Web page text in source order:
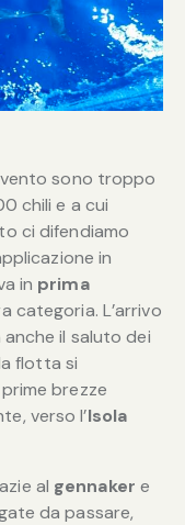
sono troppo
chili e a cui
ci difendiamo
in
in prima
categoria. L’arrivo
il saluto dei
flotta si
brezze
verso l’Isola
al gennaker e
da passare,